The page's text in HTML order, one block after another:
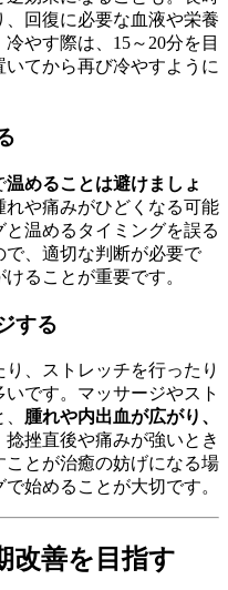
回復に必要な血液や栄養
やす際は、15～20分を目
てから再び冷やすように
温めることは避けましょ
や痛みがひどくなる可能
温めるタイミングを誤る
で、適切な判断が必要で
ることが重要です。
する
、ストレッチを行ったり
です。マッサージやスト
腫れや内出血が広がり、
捻挫直後や痛みが強いとき
とが治癒の妨げになる場
始めることが大切です。
改善を目指す